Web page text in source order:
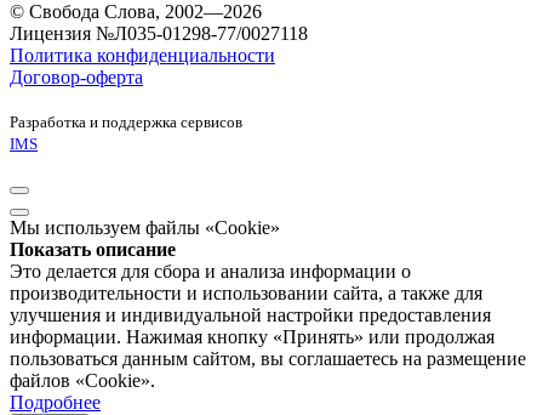
© Свобода Слова, 2002—2026
Лицензия №Л035-01298-77/0027118
Политика конфиденциальности
Договор-оферта
Разработка и поддержка сервисов
IMS
Мы используем файлы «Cookie»
Показать описание
Это делается для сбора и анализа информации о
производительности и использовании сайта, а также для
улучшения и индивидуальной настройки предоставления
информации. Нажимая кнопку «Принять» или продолжая
пользоваться данным сайтом, вы соглашаетесь на размещение
файлов «Cookie».
Подробнее